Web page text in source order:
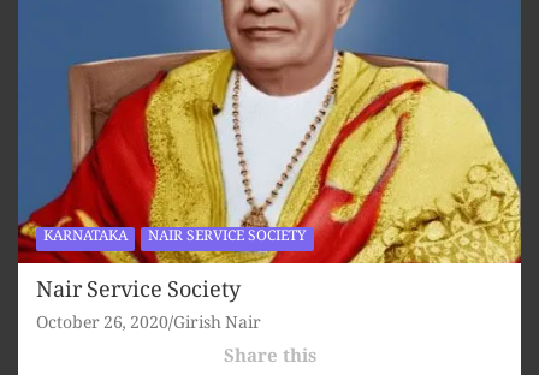
KARNATAKA NAIR SERVICE SOCIETY
Nair Service Society
October 26, 2020 Girish Nair
Share this